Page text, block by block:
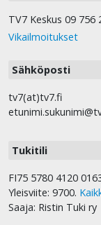
TV7 Keskus 09 756
Vikailmoitukset
Sähköposti
tv7(at)tv7.fi
Tukitili
FI75 5780 4120
Yleisviite: 9700.
Saaja: Ristin Tuki ry